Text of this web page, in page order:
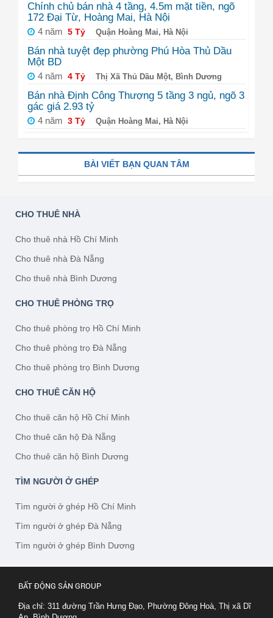
Chính chủ bán nhà 4 tầng, 4.5m mặt tiền, ngõ
172 Đại Từ, Hoàng Mai, Hà Nội
4 năm 5 Tỷ Quận Hoàng Mai, Hà Nội
Bán nhà tuyệt đẹp phường Phú Hòa Thủ Dầu
Một BD
4 năm 4 Tỷ Thị Xã Thủ Dầu Một, Bình Dương
Bán nhà Định Công Thượng 5 tầng 3 ngủ, ngõ 3
gác giá 2.93 tỷ
4 năm 3 Tỷ Quận Hoàng Mai, Hà Nội
BÀI VIẾT BẠN QUAN TÂM
CHO THUÊ NHÀ
Cho thuê nhà Hồ Chí Minh
Cho thuê nhà Đà Nẵng
Cho thuê nhà Bình Dương
CHO THUÊ PHÒNG TRỌ
Cho thuê phòng trọ Hồ Chí Minh
Cho thuê phòng trọ Đà Nẵng
Cho thuê phòng trọ Bình Dương
CHO THUÊ CĂN HỘ
Cho thuê căn hộ Hồ Chí Minh
Cho thuê căn hộ Đà Nẵng
Cho thuê căn hộ Bình Dương
TÌM NGƯỜI Ở GHÉP
Tìm người ở ghép Hồ Chí Minh
Tìm người ở ghép Đà Nẵng
Tìm người ở ghép Bình Dương
BẤT ĐỘNG SẢN GROUP
Địa chỉ: 311 đường Trần Hưng Đạo, Phường Đông Hoà, Thị xã Dĩ